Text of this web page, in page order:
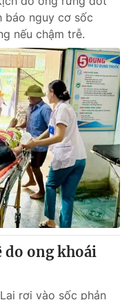
báo nguy cơ sốc
nếu chậm trễ.
do ong khoái
rơi vào sốc phản